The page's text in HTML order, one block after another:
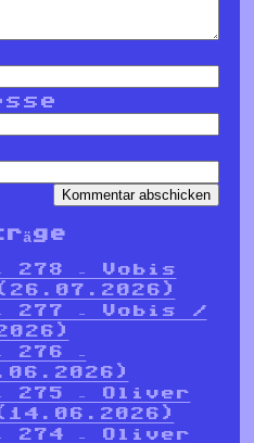
278 – Vobis
277 – Vobis /
276 –
275 – Oliver
274 – Oliver